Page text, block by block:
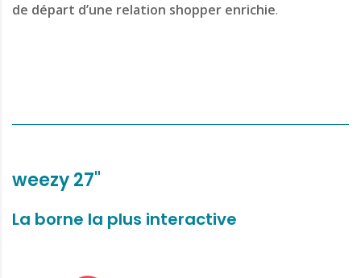
de départ d’une relation shopper enrichie.
weezy 27"
La borne la plus interactive